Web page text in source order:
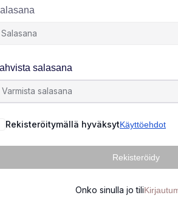
salasana
Rekisteröitymällä hyväksytKäyttöehdot
Rekisteröidy
Onko sinulla jo tili